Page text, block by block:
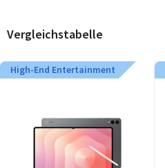
Vergleichstabelle
High-End Entertainment